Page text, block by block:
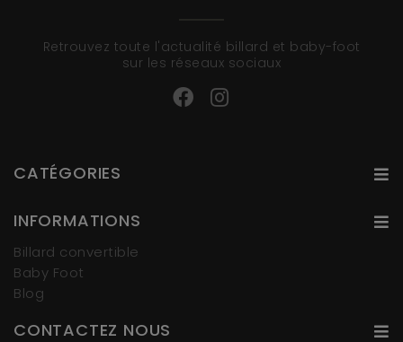
Retrouvez toute l'actualité billard et baby-foot
sur les réseaux sociaux
CATÉGORIES
INFORMATIONS
Billard convertible
Baby Foot
Blog
CONTACTEZ NOUS